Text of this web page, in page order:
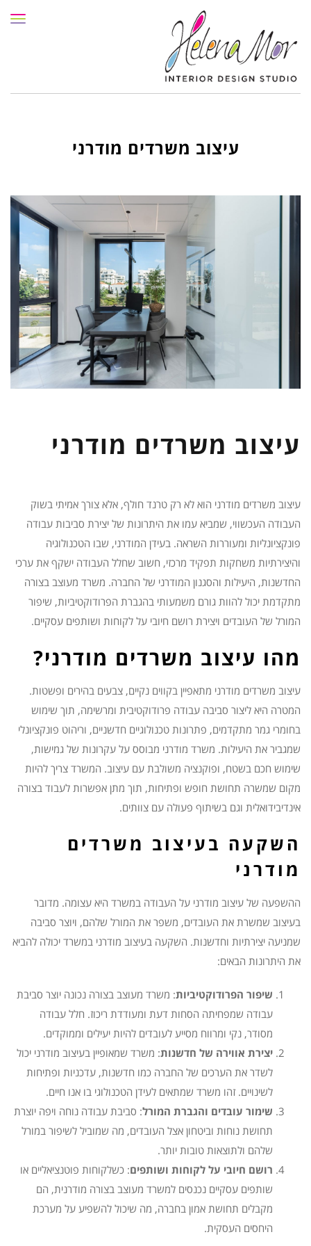
עיצוב משרדים מודרני
עיצוב משרדים מודרני
עיצוב משרדים מודרני הוא לא רק טרנד חולף, אלא צורך אמיתי בשוק
העבודה העכשווי, שמביא עמו את היתרונות של יצירת סביבות עבודה
פונקציונליות ומעוררות השראה. בעידן המודרני, שבו הטכנולוגיה
והיצירתיות משחקות תפקיד מרכזי, חשוב שחלל העבודה ישקף את ערכי
החדשנות, היעילות והסגנון המודרני של החברה. משרד מעוצב בצורה
מתקדמת יכול להוות גורם משמעותי בהגברת הפרודוקטיביות, שיפור
המורל של העובדים ויצירת רושם חיובי על לקוחות ושותפים עסקיים.
מהו עיצוב משרדים מודרני?
עיצוב משרדים מודרני מתאפיין בקווים נקיים, צבעים בהירים ופשטות.
המטרה היא ליצור סביבה עבודה פרודוקטיבית ומרשימה, תוך שימוש
בחומרי גמר מתקדמים, פתרונות טכנולוגיים חדשניים, וריהוט פונקציונלי
שמגביר את היעילות. משרד מודרני מבוסס על עקרונות של גמישות,
שימוש חכם בשטח, ופוקנציה משולבת עם עיצוב. המשרד צריך להיות
מקום שמשרה תחושת חופש ופתיחות, תוך מתן אפשרות לעבוד בצורה
אינדיבידואלית וגם בשיתוף פעולה עם צוותים.
השקעה בעיצוב משרדים
מודרני
ההשפעה של עיצוב מודרני על העבודה במשרד היא עצומה. מדובר
בעיצוב שמשרת את העובדים, משפר את המורל שלהם, ויוצר סביבה
שמניעה יצירתיות וחדשנות. השקעה בעיצוב מודרני במשרד יכולה להביא
את היתרונות הבאים:
שיפור הפרודוקטיביות: משרד מעוצב בצורה נכונה יוצר סביבת
עבודה שמפחיתה הסחות דעת ומעודדת ריכוז. חלל עבודה
מסודר, נקי ומרווח מסייע לעובדים להיות יעילים וממוקדים.
יצירת אווירה של חדשנות: משרד שמאופיין בעיצוב מודרני יכול
לשדר את הערכים של החברה כמו חדשנות, עדכניות ופתיחות
לשינויים. זהו משרד שמתאים לעידן הטכנולוגי בו אנו חיים.
שימור עובדים והגברת המורל: סביבת עבודה נוחה ויפה יוצרת
תחושת נוחות וביטחון אצל העובדים, מה שמוביל לשיפור במורל
שלהם ולתוצאות טובות יותר.
רושם חיובי על לקוחות ושותפים: כשלקוחות פוטנציאליים או
שותפים עסקיים נכנסים למשרד מעוצב בצורה מודרנית, הם
מקבלים תחושת אמון בחברה, מה שיכול להשפיע על מערכת
היחסים העסקית.